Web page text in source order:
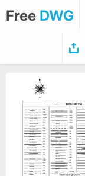
Free DWG